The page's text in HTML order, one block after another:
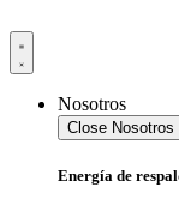
al
contenido
Nosotros
Close Nosotros
Energía de